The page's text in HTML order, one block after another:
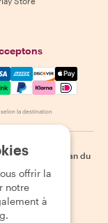
Visa, Amex,
la destination
| Cookies
Plan du
offrir la
notre
à